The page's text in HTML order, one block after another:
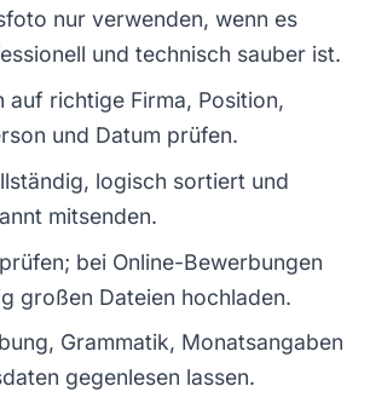
nur verwenden, wenn es
und technisch sauber ist.
auf richtige Firma, Position,
und Datum prüfen.
logisch sortiert und
mitsenden.
bei Online-Bewerbungen
großen Dateien hochladen.
Grammatik, Monatsangaben
gegenlesen lassen.